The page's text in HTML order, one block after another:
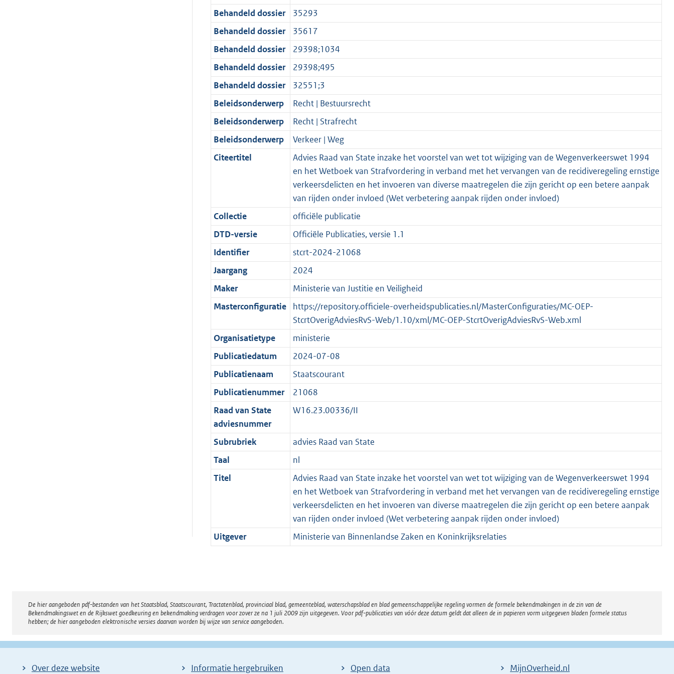
i
e
i
n
f
o
r
m
a
a
t
3
M
b
t
i
e
i
n
f
o
r
m
a
a
t
:
8
4
K
b
a
t
i
e
i
n
f
o
r
m
a
a
e
:
2
4
9
K
b
c
a
t
i
e
i
n
f
o
r
m
a
t
e
:
3
3
1
K
b
r
o
o
t
t
e
:
3
K
b
g
r
o
t
t
e
:
3
K
b
Behandeld dossier
35293
Behandeld dossier
35617
Behandeld dossier
29398;1034
Behandeld dossier
29398;495
Behandeld dossier
32551;3
Beleidsonderwerp
Recht | Bestuursrecht
Beleidsonderwerp
Recht | Strafrecht
Beleidsonderwerp
Verkeer | Weg
Citeertitel
Advies Raad van State inzake het voorstel van wet tot wijziging van de Wegenverkeerswet 1994
en het Wetboek van Strafvordering in verband met het vervangen van de recidiveregeling ernstige
verkeersdelicten en het invoeren van diverse maatregelen die zijn gericht op een betere aanpak
van rijden onder invloed (Wet verbetering aanpak rijden onder invloed)
Collectie
officiële publicatie
DTD-versie
Officiële Publicaties, versie 1.1
Identifier
stcrt-2024-21068
Jaargang
2024
Maker
Ministerie van Justitie en Veiligheid
Masterconfiguratie
https://repository.officiele-overheidspublicaties.nl/MasterConfiguraties/MC-OEP-
StcrtOverigAdviesRvS-Web/1.10/xml/MC-OEP-StcrtOverigAdviesRvS-Web.xml
Organisatietype
ministerie
Publicatiedatum
2024-07-08
Publicatienaam
Staatscourant
Publicatienummer
21068
Raad van State
adviesnummer
W16.23.00336/II
Subrubriek
advies Raad van State
Taal
nl
Titel
Advies Raad van State inzake het voorstel van wet tot wijziging van de Wegenverkeerswet 1994
en het Wetboek van Strafvordering in verband met het vervangen van de recidiveregeling ernstige
verkeersdelicten en het invoeren van diverse maatregelen die zijn gericht op een betere aanpak
van rijden onder invloed (Wet verbetering aanpak rijden onder invloed)
Uitgever
Ministerie van Binnenlandse Zaken en Koninkrijksrelaties
Disclaimer
De hier aangeboden pdf-bestanden van het Staatsblad, Staatscourant, Tractatenblad, provinciaal blad, gemeenteblad, waterschapsblad en blad gemeenschappelijke regeling vormen de formele bekendmakingen in de zin van de
Bekendmakingswet en de Rijkswet goedkeuring en bekendmaking verdragen voor zover ze na 1 juli 2009 zijn uitgegeven. Voor pdf-publicaties van vóór deze datum geldt dat alleen de in papieren vorm uitgegeven bladen formele status
hebben; de hier aangeboden elektronische versies daarvan worden bij wijze van service aangeboden.
Over deze website Informatie hergebruiken Open data MijnOverheid.nl